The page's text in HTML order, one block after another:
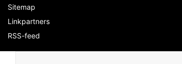
Sitemap
Linkpartners
RSS-feed